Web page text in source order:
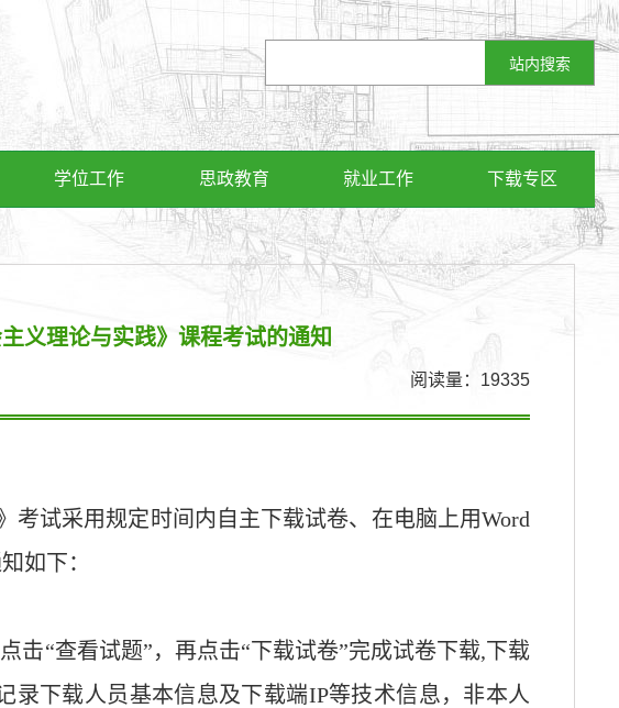
学位工作 思政教育 就业工作 下载专区
义理论与实践》课程考试的通知
阅读量： 19335
考试采用规定时间内自主下载试卷、在电脑上用Word
如下：
击“查看试题”，再点击“下载试卷”完成试卷下载,下载
录下载人员基本信息及下载端IP等技术信息，非本人